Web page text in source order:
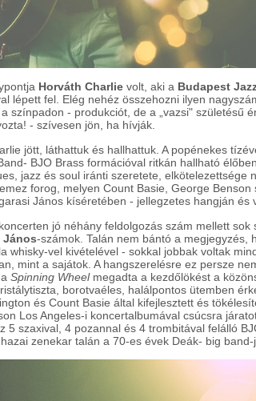
Horváth Charlie volt, aki a Budapest
lépett fel. Elég nehéz összehozni ilyen
színpadon - produkciót, de a „vazsi" születésű
- szívesen jön, ha hívják.
jött, láthattuk és hallhattuk. A popénekes
BJO Brass formációval ritkán hallható
jazz és soul iránti szeretete, elkötelezettsége
forog, melyen Count Basie, George
János kíséretében - jellegzetes hangján és
jó néhány feldolgozás szám mellett sok
János-számok. Talán nem bántó a megjegyzés,
whisky-vel kivételével - sokkal jobbak voltak
mint a sajátok. A hangszerelésre ez persze
Spinning Wheelmegadta a kezdőlökést a
borotvaéles, halálpontos ütemben
és Count Basie által kifejlesztett és
Los Angeles-i koncertalbumával csúcsra
5 szaxival, 4 pozannal és 4 trombitával felálló
zenekar talán a 70-es évek Deák- big band-